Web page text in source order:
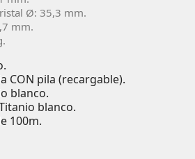
Ø: 35,3 mm.
mm.
CON pila (recargable).
blanco.
blanco.
100m.